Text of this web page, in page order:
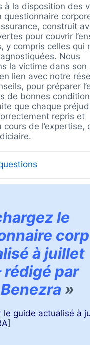
à la disposition des
questionnaire
construit
pour couvrir
y compris celles qui
Nous
la victime dans son
lien avec notre
pour préparer
de bonnes
que chaque
repris et
de l’expertise,
le
à juillet
rédigé par
»
le guide actualisé à
]